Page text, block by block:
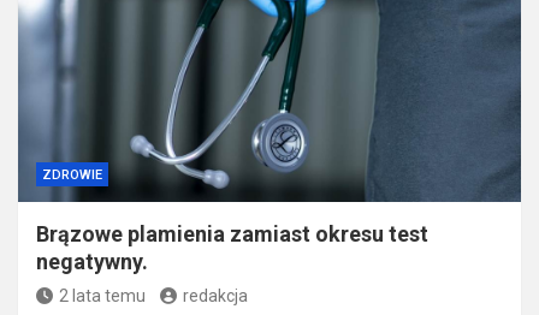
ZDROWIE
Brązowe plamienia zamiast okresu test
negatywny.
2 lata temu redakcja